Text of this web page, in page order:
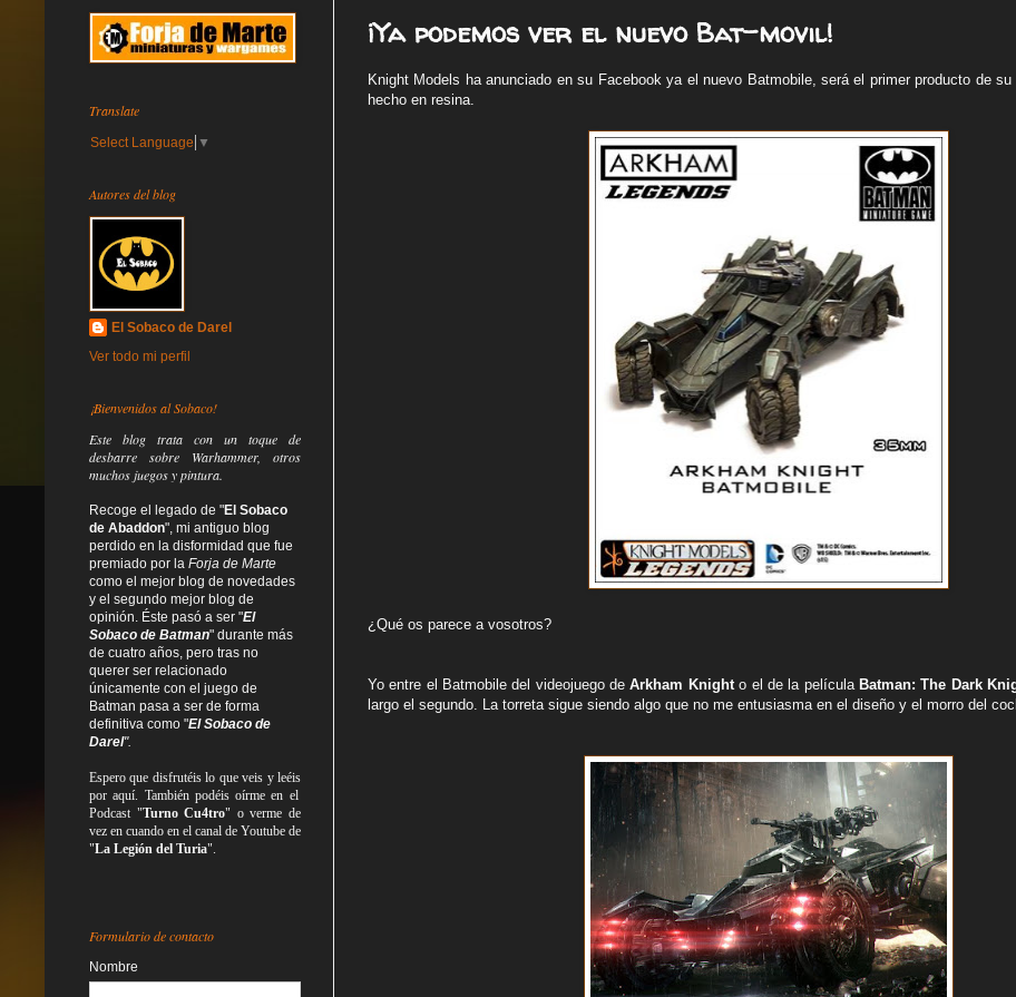
¡Ya podemos ver el nuevo Bat-movil!
Knight Models ha anunciado en su Facebook ya el nuevo Batmobile, será el primer producto de
hecho en resina.
¿Qué os parece a vosotros?
Yo entre el Batmobile del videojuego de Arkham Knighto el de la película Batman: The Dark
largo el segundo. La torreta sigue siendo algo que no me entusiasma en el diseño y el morro del
Translate
Select Language ▼
Autores del blog
El Sobaco de Darel
Ver todo mi perfil
¡Bienvenidos al Sobaco!
Este blog trata con un toque de
desbarre sobre Warhammer, otros
muchos juegos y pintura.
Recoge el legado de "El Sobaco
de Abaddon", mi antiguo blog
perdido en la disformidad que fue
premiado por la Forja de Marte
como el mejor blog de novedades
y el segundo mejor blog de
opinión. Éste pasó a ser "El
Sobaco de Batman" durante más
de cuatro años, pero tras no
querer ser relacionado
únicamente con el juego de
Batman pasa a ser de forma
definitiva como "El Sobaco de
Darel".
Espero que disfrutéis lo queveis yleéis
por aquí. También podéis oírme en el
Podcast "Turno Cu4tro" o verme de
vez en cuando en el canal de Youtube de
"La Legión del Turia".
Formulario de contacto
Nombre